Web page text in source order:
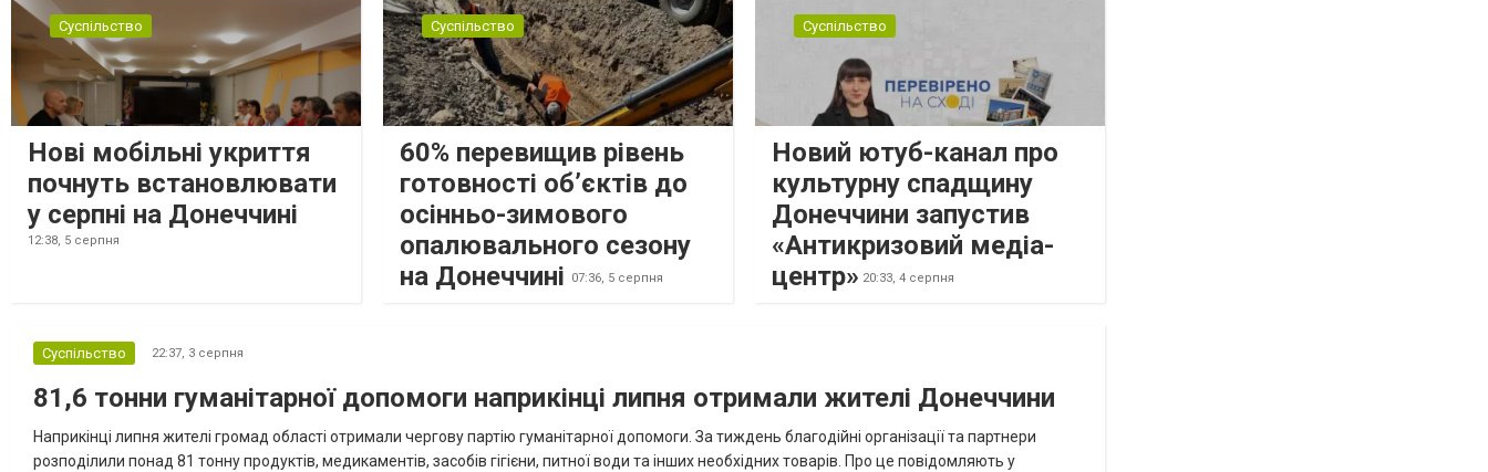
Суспільство
Нові мобільні укриття
почнуть встановлювати
у серпні на Донеччині
12:38, 5 серпня
Суспільство
60% перевищив рівень
готовності об’єктів до
осінньо-зимового
опалювального сезону
на Донеччині
07:36, 5 серпня
Суспільство
Новий ютуб-канал про
культурну спадщину
Донеччини запустив
«Антикризовий медіа-
центр» 20:33, 4 серпня
Суспільство 22:37, 3 серпня
81,6 тонни гуманітарної допомоги наприкінці липня отримали жителі Донеччини
Наприкінці липня жителі громад області отримали чергову партію гуманітарної допомоги. За тиждень благодійні організації та партнери
розподілили понад 81 тонну продуктів, медикаментів, засобів гігієни, питної води та інших необхідних товарів. Про це повідомляють у